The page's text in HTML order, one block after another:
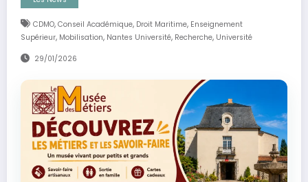
CDMO, Conseil Académique, Droit Maritime, Enseignement
Supérieur, Mobilisation, Nantes Université, Recherche, Université
29/01/2026